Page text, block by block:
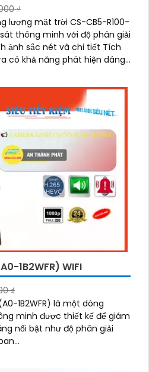
₫
lượng mặt trời CS-CB5-R100-
thông minh với độ phân giải
ảnh sắc nét và chi tiết Tích
có khả năng phát hiện dáng
IP65 phù hợp lắp đặt trong
An Ninh CS-CB5-R100-
hú, đèn chớp báo động, Wifi
deep learning phân biệt người
1B2WFR) WIFI
₫
1B2WFR) là một dòng
minh được thiết kế để giám